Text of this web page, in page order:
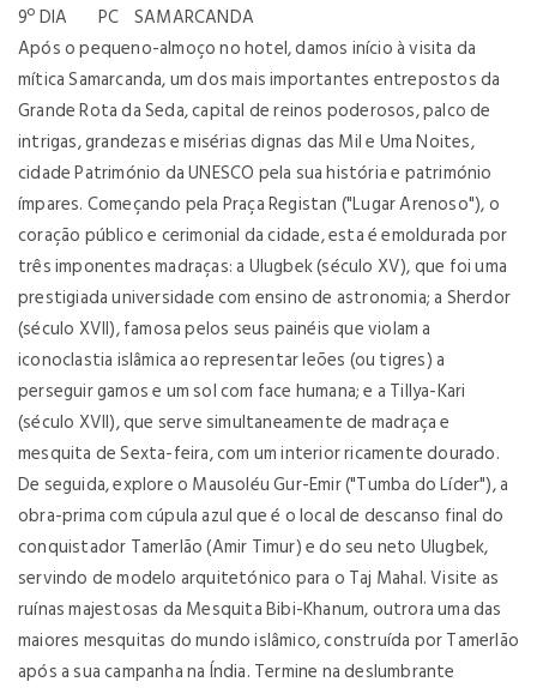
9º DIA PC SAMARCANDA
Após o pequeno-almoço no hotel, damos início à visita da
mítica Samarcanda, um dos mais importantes entrepostos da
Grande Rota da Seda, capital de reinos poderosos, palco de
intrigas, grandezas e misérias dignas das Mil e Uma Noites,
cidade Património da UNESCO pela sua história e património
ímpares. Começando pela Praça Registan ("Lugar Arenoso"), o
coração público e cerimonial da cidade, esta é emoldurada por
três imponentes madraças: a Ulugbek (século XV), que foi uma
prestigiada universidade com ensino de astronomia; a Sherdor
(século XVII), famosa pelos seus painéis que violam a
iconoclastia islâmica ao representar leões (ou tigres) a
perseguir gamos e um sol com face humana; e a Tillya-Kari
(século XVII), que serve simultaneamente de madraça e
mesquita de Sexta-feira, com um interior ricamente dourado.
De seguida, explore o Mausoléu Gur-Emir ("Tumba do Líder"), a
obra-prima com cúpula azul que é o local de descanso final do
conquistador Tamerlão (Amir Timur) e do seu neto Ulugbek,
servindo de modelo arquitetónico para o Taj Mahal. Visite as
ruínas majestosas da Mesquita Bibi-Khanum, outrora uma das
maiores mesquitas do mundo islâmico, construída por Tamerlão
após a sua campanha na Índia. Termine na deslumbrante